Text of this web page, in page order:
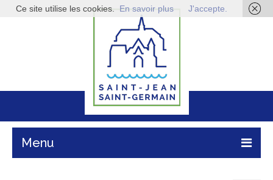
Menu
Ce site utilise les cookies. En savoir plus J'accepte.